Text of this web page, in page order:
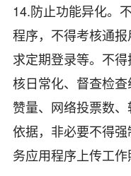
14.防止功能异化。
程序，不得考核通
求定期登录等。不
核日常化、督查检
赞量、网络投票数
依据，非必要不得
务应用程序上传工作